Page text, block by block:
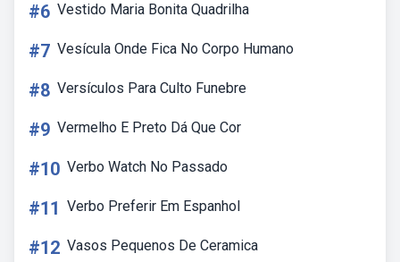
#6 Vestido Maria Bonita Quadrilha
#7 Vesícula Onde Fica No Corpo Humano
#8 Versículos Para Culto Funebre
#9 Vermelho E Preto Dá Que Cor
#10 Verbo Watch No Passado
#11 Verbo Preferir Em Espanhol
#12 Vasos Pequenos De Ceramica